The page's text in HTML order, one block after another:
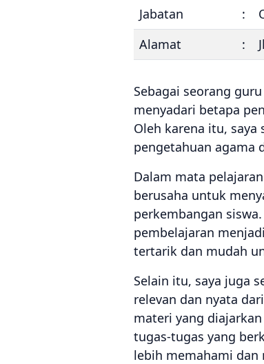
Jabatan
:
Alamat
:
Sebagai seorang
menyadari betapa
Oleh karena itu,
pengetahuan agama
Dalam mata
berusaha untuk
perkembangan
pembelajaran
tertarik dan mudah
Selain itu, saya juga
relevan dan nyata
materi yang
tugas-tugas yang
lebih memahami